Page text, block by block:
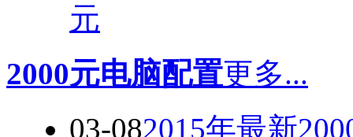
元
2000元电脑配置更多...
03-082015年最新